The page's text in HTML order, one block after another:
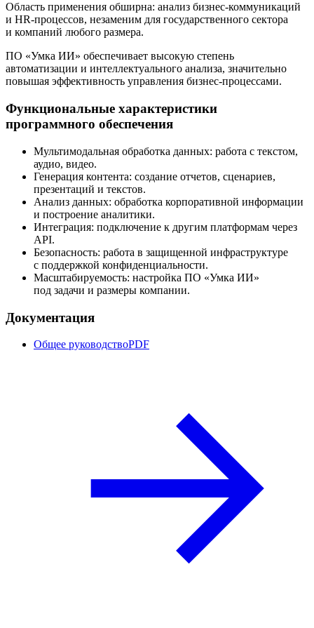
Область применения обширна: анализ бизнес-коммуникаций
и HR-процессов, незаменим для государственного сектора
и компаний любого размера.
ПО «Умка ИИ» обеспечивает высокую степень
автоматизации и интеллектуального анализа, значительно
повышая эффективность управления бизнес-процессами.
Функциональные характеристики
программного обеспечения
Мультимодальная обработка данных: работа с текстом,
аудио, видео.
Генерация контента: создание отчетов, сценариев,
презентаций и текстов.
Анализ данных: обработка корпоративной информации
и построение аналитики.
Интеграция: подключение к другим платформам через
API.
Безопасность: работа в защищенной инфраструктуре
с поддержкой конфиденциальности.
Масштабируемость: настройка ПО «Умка ИИ»
под задачи и размеры компании.
Документация
Общее руководствоPDF